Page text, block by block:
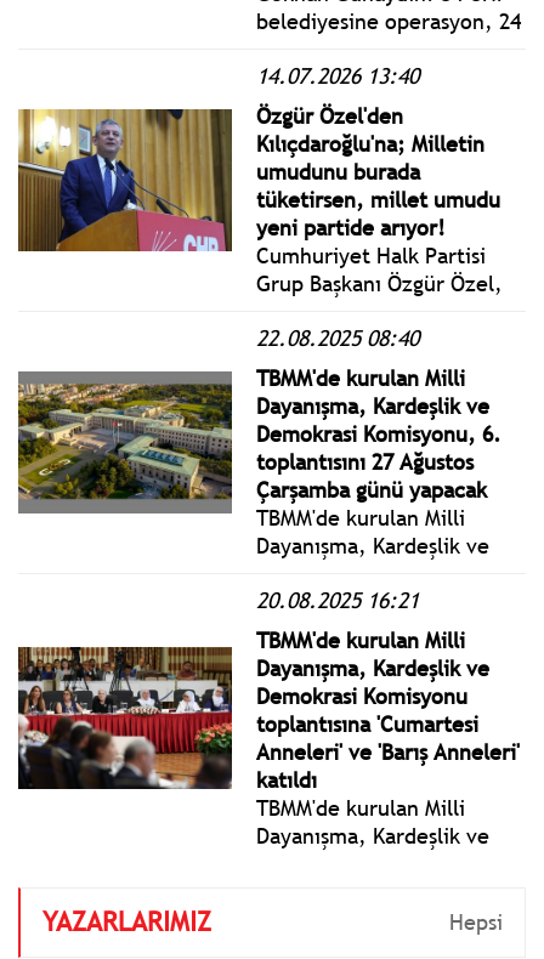
belediyesine operasyon, 24
bir AKP belediyesine
operasyon yok, tutuklu yok
yani yaptığınızın ne ölçüde
siyasi olduğunu göstermek
için bu rakamlar yeter.
14.07.2026 13:40
Özgür Özel'den
Kılıçdaroğlu'na; Milletin
umudunu burada
tüketirsen, millet umudu
yeni partide arıyor!
Cumhuriyet Halk Partisi
Grup Başkanı Özgür Özel,
Toplantısı'nda yaptığı
konuşmada, Türkiye'de
adaletin ortadan kalktığını
söyledi.
22.08.2025 08:40
TBMM'de kurulan Milli
Dayanışma, Kardeşlik ve
Demokrasi Komisyonu, 6.
toplantısını 27 Ağustos
Çarşamba günü yapacak
TBMM'de kurulan Milli
Dayanışma, Kardeşlik ve
toplantısını 27 Ağustos
Çarşamba günü, 7'nci
toplantısını ise 28 Ağustos
Perşembe günü yapacak.
20.08.2025 16:21
TBMM'de kurulan Milli
Dayanışma, Kardeşlik ve
Demokrasi Komisyonu
toplantısına 'Cumartesi
Anneleri' ve 'Barış Anneleri'
katıldı
TBMM'de kurulan Milli
Dayanışma, Kardeşlik ve
Kurtulmuş başkanlığında
YAZARLARIMIZ Hepsi